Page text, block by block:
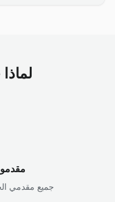
جميع مقدمي